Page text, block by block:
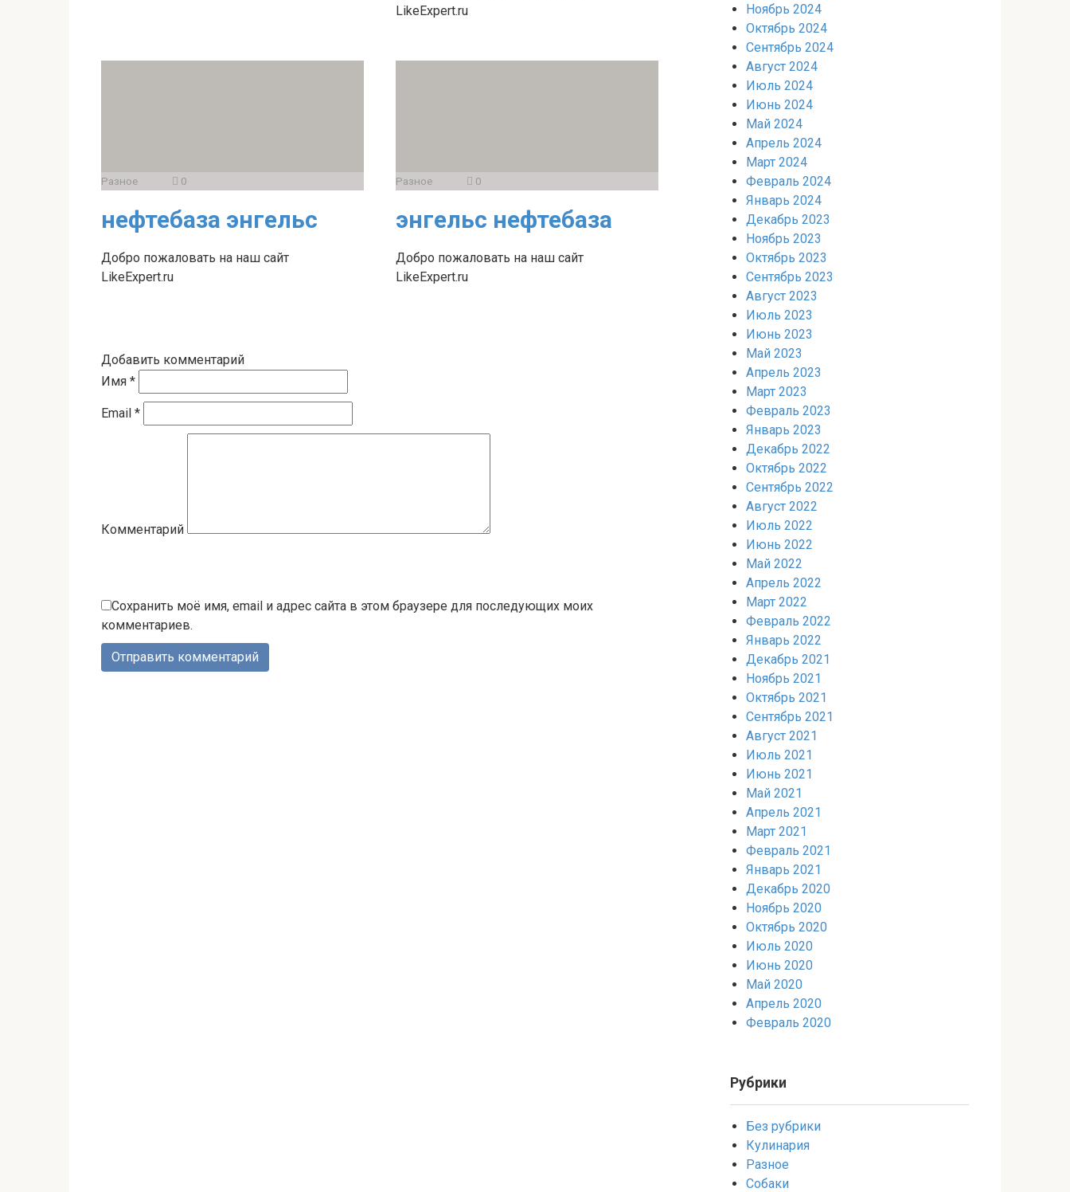
LikeExpert.ru
Разное 0
нефтебаза энгельс
Добро пожаловать на наш сайт
LikeExpert.ru
Разное 0
энгельс нефтебаза
Добро пожаловать на наш сайт
LikeExpert.ru
Добавить комментарий
Имя *
Email *
Комментарий
Сохранить моё имя, email и адрес сайта в этом браузере для последующих моих
комментариев.
Ноябрь 2024
Октябрь 2024
Сентябрь 2024
Август 2024
Июль 2024
Июнь 2024
Май 2024
Апрель 2024
Март 2024
Февраль 2024
Январь 2024
Декабрь 2023
Ноябрь 2023
Октябрь 2023
Сентябрь 2023
Август 2023
Июль 2023
Июнь 2023
Май 2023
Апрель 2023
Март 2023
Февраль 2023
Январь 2023
Декабрь 2022
Октябрь 2022
Сентябрь 2022
Август 2022
Июль 2022
Июнь 2022
Май 2022
Апрель 2022
Март 2022
Февраль 2022
Январь 2022
Декабрь 2021
Ноябрь 2021
Октябрь 2021
Сентябрь 2021
Август 2021
Июль 2021
Июнь 2021
Май 2021
Апрель 2021
Март 2021
Февраль 2021
Январь 2021
Декабрь 2020
Ноябрь 2020
Октябрь 2020
Июль 2020
Июнь 2020
Май 2020
Апрель 2020
Февраль 2020
Рубрики
Без рубрики
Кулинария
Разное
Собаки